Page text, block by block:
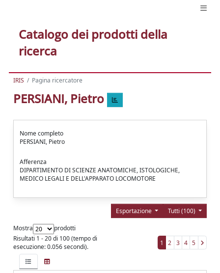
Catalogo dei prodotti della
ricerca
IRIS Pagina ricercatore
PERSIANI, Pietro
Nome completo
PERSIANI, Pietro
Afferenza
DIPARTIMENTO DI SCIENZE ANATOMICHE, ISTOLOGICHE,
MEDICO LEGALI E DELL'APPARATO LOCOMOTORE
Tutti (100)
Esportazione
Mostra
prodotti
Risultati 1 - 20 di 100 (tempo di
esecuzione: 0.056 secondi).
1 2 3 4 5